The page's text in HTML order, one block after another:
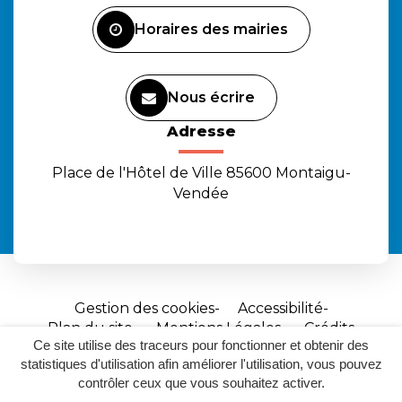
Ce site utilise des traceurs pour fonctionner et obtenir des
statistiques d'utilisation afin améliorer l'utilisation, vous pouvez
contrôler ceux que vous souhaitez activer.
Horaires des mairies
Nous écrire
Adresse
Place de l'Hôtel de Ville 85600 Montaigu-
Vendée
Gestion des cookies
Accessibilité
Plan du site
Mentions Légales
Crédits
Site
réalisé